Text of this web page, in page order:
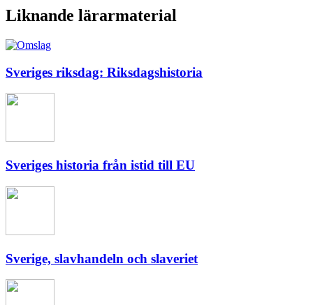
Liknande lärarmaterial
Sveriges riksdag: Riksdagshistoria
Sveriges historia från istid till EU
Sverige, slavhandeln och slaveriet